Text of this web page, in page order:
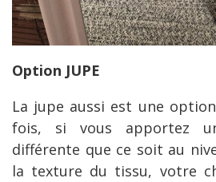
Option JUPE
La jupe aussi est une
fois, si vous apportez
différente que ce soit au
la texture du tissu, votre